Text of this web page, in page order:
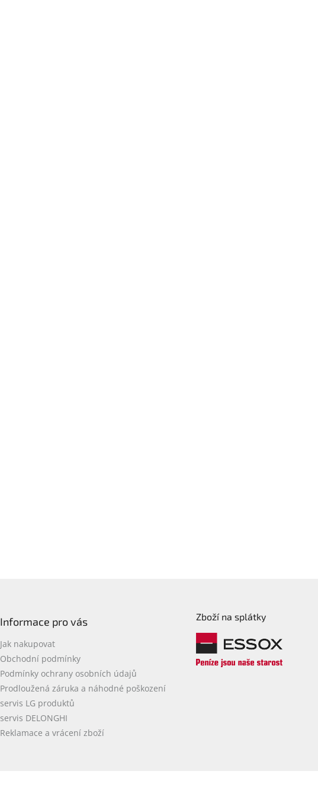
Informace pro vás
Jak nakupovat
Obchodní podmínky
Podmínky ochrany osobních údajů
Prodloužená záruka a náhodné poškození
servis LG produktů
servis DELONGHI
Reklamace a vrácení zboží
Zboží na splátky